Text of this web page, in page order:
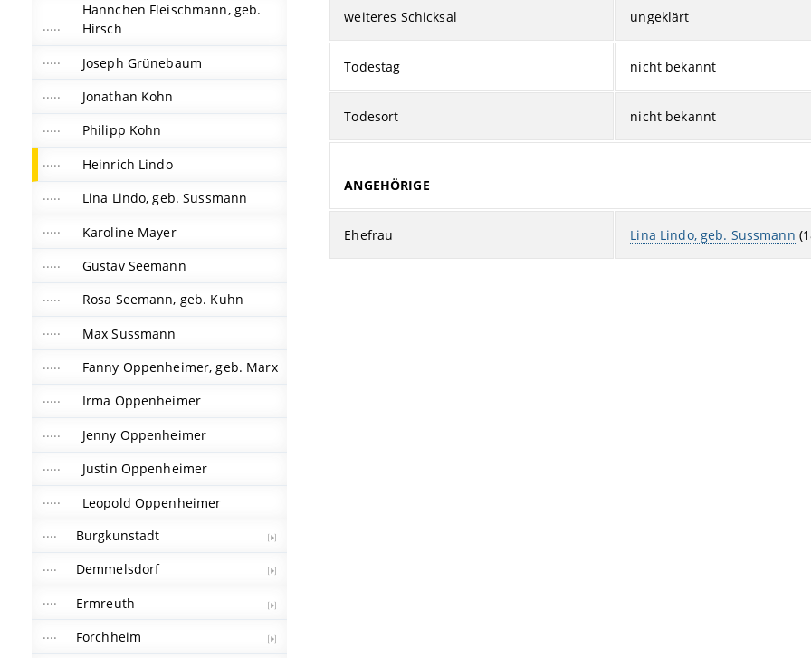
Hannchen Fleischmann, geb.
Hirsch
Joseph Grünebaum
Jonathan Kohn
Philipp Kohn
Heinrich Lindo
Lina Lindo, geb. Sussmann
Karoline Mayer
Gustav Seemann
Rosa Seemann, geb. Kuhn
Max Sussmann
Fanny Oppenheimer, geb. Marx
Irma Oppenheimer
Jenny Oppenheimer
Justin Oppenheimer
Leopold Oppenheimer
Burgkunstadt
Demmelsdorf
Ermreuth
Forchheim
weiteres Schicksal ungeklärt
Todestag nicht bekannt
Todesort nicht bekannt
ANGEHÖRIGE
Ehefrau Lina Lindo, geb. Sussmann